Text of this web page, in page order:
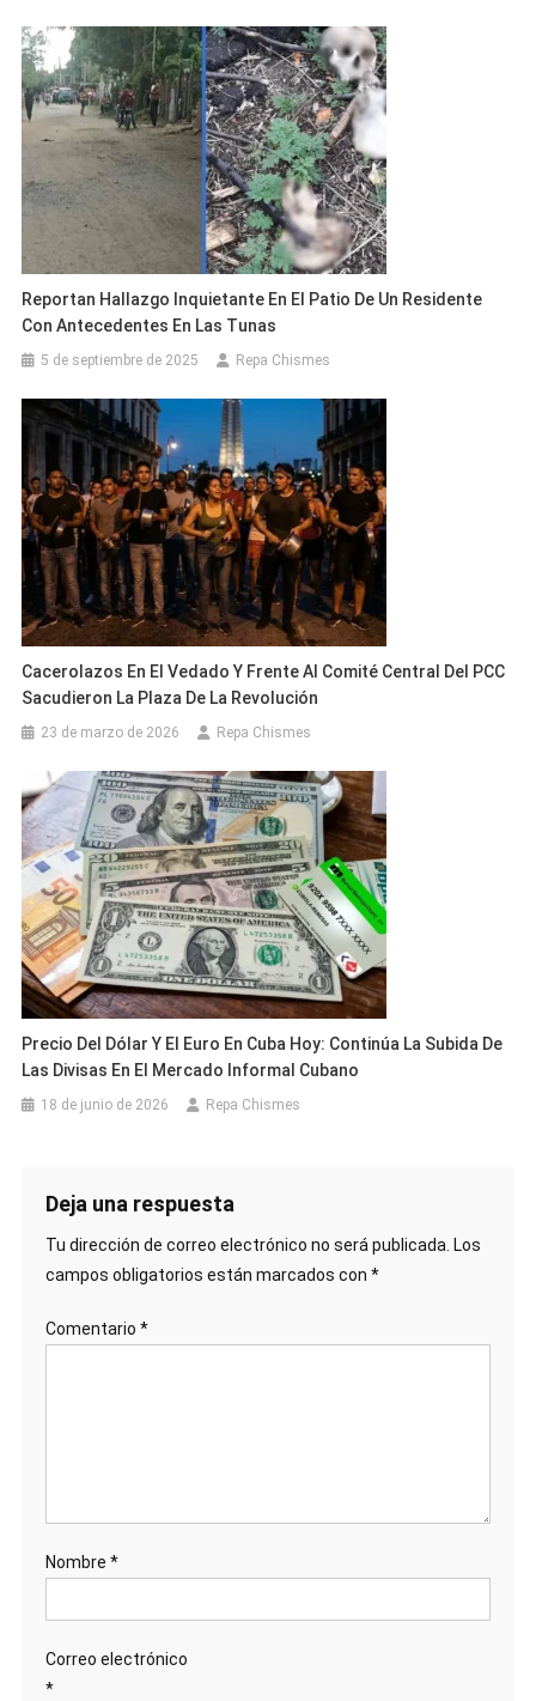
Reportan Hallazgo Inquietante En El Patio De Un Residente
Con Antecedentes En Las Tunas
5 de septiembre de 2025 Repa Chismes
Cacerolazos En El Vedado Y Frente Al Comité Central Del PCC
Sacudieron La Plaza De La Revolución
23 de marzo de 2026 Repa Chismes
Precio Del Dólar Y El Euro En Cuba Hoy: Continúa La Subida De
Las Divisas En El Mercado Informal Cubano
18 de junio de 2026 Repa Chismes
Deja una respuesta
Tu dirección de correo electrónico no será publicada. Los
campos obligatorios están marcados con *
Comentario *
Nombre *
Correo electrónico
*